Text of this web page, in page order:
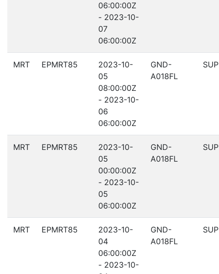
06:00:00Z
- 2023-10-
07
06:00:00Z
MRT EPMRT85
2023-10-
05
08:00:00Z
- 2023-10-
06
06:00:00Z
GND-
A018FL
MRT EPMRT85
2023-10-
05
00:00:00Z
- 2023-10-
05
06:00:00Z
GND-
A018FL
MRT EPMRT85
2023-10-
04
06:00:00Z
- 2023-10-
GND-
A018FL